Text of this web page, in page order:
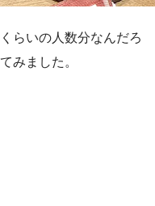
らいの人数分なんだろ
みました。